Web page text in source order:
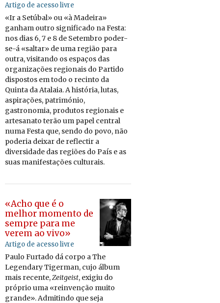
Artigo de acesso livre
«Ir a Se­túbal» ou «à Ma­deira»
ga­nham outro sig­ni­fi­cado na Festa:
nos dias 6, 7 e 8 de Se­tembro poder-
se-á «saltar» de uma re­gião para
outra, vi­si­tando os es­paços das
or­ga­ni­za­ções re­gi­o­nais do Par­tido
dis­postos em todo o re­cinto da
Quinta da Ata­laia. A his­tória, lutas,
as­pi­ra­ções, pa­tri­mónio,
gas­tro­nomia, pro­dutos re­gi­o­nais e
ar­te­sa­nato terão um papel cen­tral
numa Festa que, sendo do povo, não
po­deria deixar de re­flectir a
di­ver­si­dade das re­giões do País e as
suas ma­ni­fes­ta­ções cul­tu­rais.
«Acho que é o
melhor momento de
sempre para me
verem ao vivo»
Artigo de acesso livre
Paulo Fur­tado dá corpo a The
Le­gen­dary Ti­german, cujo álbum
mais re­cente,Zeit­geist, exigiu do
pró­prio uma «rein­venção muito
grande». Ad­mi­tindo que seja